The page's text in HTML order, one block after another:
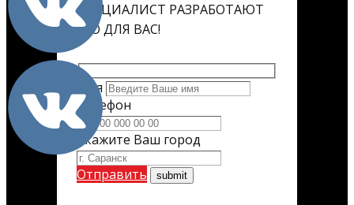
СПЕЦИАЛИСТ РАЗРАБОТАЮТ
ЕГО ДЛЯ ВАС!
Имя
Телефон
Укажите Ваш город
Отправить